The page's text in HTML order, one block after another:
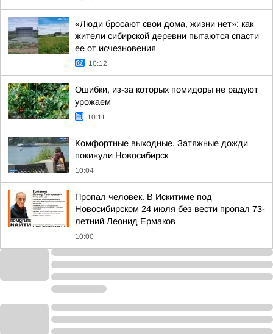
«Люди бросают свои дома, жизни нет»: как
жители сибирской деревни пытаются спасти
ее от исчезновения
10:12
Ошибки, из-за которых помидоры не радуют
урожаем
10:11
Комфортные выходные. Затяжные дожди
покинули Новосибирск
10:04
Пропал человек. В Искитиме под
Новосибирском 24 июля без вести пропал 73-
летний Леонид Ермаков
10:00